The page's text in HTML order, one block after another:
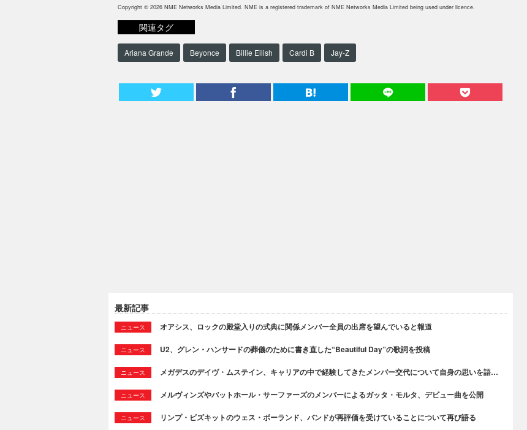
Copyright © 2026 NME Networks Media Limited. NME is a registered trademark of NME Networks Media Limited being used under licence.
関連タグ
Ariana Grande Beyonce Billie Eilish Cardi B Jay-Z
最新記事
ニュース オアシス、ロックの殿堂入りの式典に関係メンバー全員の出席を望んでいると報道
ニュース U2、グレン・ハンサードの葬儀のために書き直した“Beautiful Day”の歌詞を投稿
ニュース メガデスのデイヴ・ムステイン、キャリアの中で経験してきたメンバー交代について自身の思いを語…
ニュース メルヴィンズやバットホール・サーファーズのメンバーによるガッタ・モルタ、デビュー曲を公開
ニュース リンプ・ビズキットのウェス・ボーランド、バンドが再評価を受けていることについて再び語る